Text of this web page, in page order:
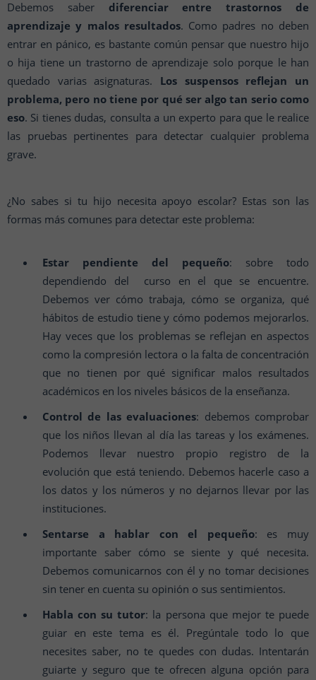
Debemos saber diferenciar entre trastornos de
aprendizaje y malos resultados. Como padres no deben
entrar en pánico, es bastante común pensar que nuestro hijo
o hija tiene un trastorno de aprendizaje solo porque le han
quedado varias asignaturas. Los suspensos reflejan un
problema, pero no tiene por qué ser algo tan serio como
eso. Si tienes dudas, consulta a un experto para que le realice
las pruebas pertinentes para detectar cualquier problema
grave.
¿No sabes si tu hijo necesita apoyo escolar? Estas son las
formas más comunes para detectar este problema:
Estar pendiente del pequeño: sobre todo
dependiendo del curso en el que se encuentre.
Debemos ver cómo trabaja, cómo se organiza, qué
hábitos de estudio tiene y cómo podemos mejorarlos.
Hay veces que los problemas se reflejan en aspectos
como la compresión lectora o la falta de concentración
que no tienen por qué significar malos resultados
académicos en los niveles básicos de la enseñanza.
Control de las evaluaciones: debemos comprobar
que los niños llevan al día las tareas y los exámenes.
Podemos llevar nuestro propio registro de la
evolución que está teniendo. Debemos hacerle caso a
los datos y los números y no dejarnos llevar por las
instituciones.
Sentarse a hablar con el pequeño: es muy
importante saber cómo se siente y qué necesita.
Debemos comunicarnos con él y no tomar decisiones
sin tener en cuenta su opinión o sus sentimientos.
Habla con su tutor: la persona que mejor te puede
guiar en este tema es él. Pregúntale todo lo que
necesites saber, no te quedes con dudas. Intentarán
guiarte y seguro que te ofrecen alguna opción para